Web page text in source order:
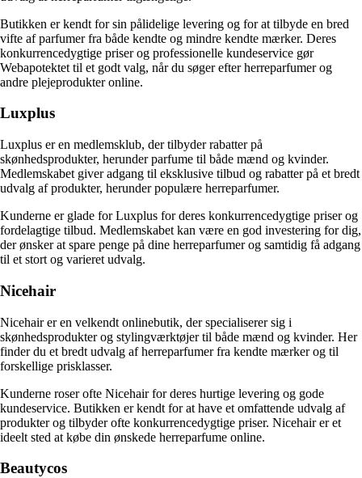
Butikken er kendt for sin pålidelige levering og for at tilbyde en bred
vifte af parfumer fra både kendte og mindre kendte mærker. Deres
konkurrencedygtige priser og professionelle kundeservice gør
Webapotektet til et godt valg, når du søger efter herreparfumer og
andre plejeprodukter online.
Luxplus
Luxplus er en medlemsklub, der tilbyder rabatter på
skønhedsprodukter, herunder parfume til både mænd og kvinder.
Medlemskabet giver adgang til eksklusive tilbud og rabatter på et bredt
udvalg af produkter, herunder populære herreparfumer.
Kunderne er glade for Luxplus for deres konkurrencedygtige priser og
fordelagtige tilbud. Medlemskabet kan være en god investering for dig,
der ønsker at spare penge på dine herreparfumer og samtidig få adgang
til et stort og varieret udvalg.
Nicehair
Nicehair er en velkendt onlinebutik, der specialiserer sig i
skønhedsprodukter og stylingværktøjer til både mænd og kvinder. Her
finder du et bredt udvalg af herreparfumer fra kendte mærker og til
forskellige prisklasser.
Kunderne roser ofte Nicehair for deres hurtige levering og gode
kundeservice. Butikken er kendt for at have et omfattende udvalg af
produkter og tilbyder ofte konkurrencedygtige priser. Nicehair er et
ideelt sted at købe din ønskede herreparfume online.
Beautycos